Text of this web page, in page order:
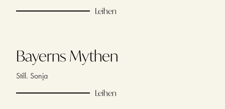
Leihen
Bayerns Mythen
Still. Sonja
Leihen